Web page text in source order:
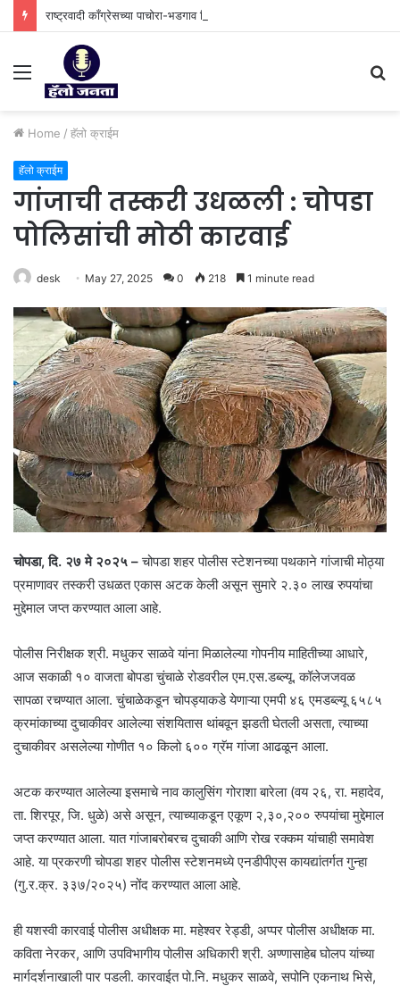
Menu
Home / ⁠हॅलो क्राईम
⁠हॅलो क्राईम
गांजाची तस्करी उधळली : चोपडा
पोलिसांची मोठी कारवाई
desk May 27, 2025 0 218 1 minute read
चोपडा, दि. २७ मे २०२५ –चोपडा शहर पोलीस स्टेशनच्या पथकाने गांजाची मोठ्या
प्रमाणावर तस्करी उधळत एकास अटक केली असून सुमारे २.३० लाख रुपयांचा
मुद्देमाल जप्त करण्यात आला आहे.
पोलीस निरीक्षक श्री. मधुकर साळवे यांना मिळालेल्या गोपनीय माहितीच्या आधारे,
आज सकाळी १० वाजता बोपडा चुंचाळे रोडवरील एम.एस.डब्ल्यू. कॉलेजजवळ
सापळा रचण्यात आला. चुंचाळेकडून चोपड्याकडे येणाऱ्या एमपी ४६ एमडब्ल्यू ६५८५
क्रमांकाच्या दुचाकीवर आलेल्या संशयितास थांबवून झडती घेतली असता, त्याच्या
दुचाकीवर असलेल्या गोणीत १० किलो ६०० ग्रॅम गांजा आढळून आला.
अटक करण्यात आलेल्या इसमाचे नाव कालुसिंग गोराशा बारेला (वय २६, रा. महादेव,
ता. शिरपूर, जि. धुळे) असे असून, त्याच्याकडून एकूण २,३०,२०० रुपयांचा मुद्देमाल
जप्त करण्यात आला. यात गांजाबरोबरच दुचाकी आणि रोख रक्कम यांचाही समावेश
आहे. या प्रकरणी चोपडा शहर पोलीस स्टेशनमध्ये एनडीपीएस कायद्यांतर्गत गुन्हा
(गु.र.क्र. ३३७/२०२५) नोंद करण्यात आला आहे.
ही यशस्वी कारवाई पोलीस अधीक्षक मा. महेश्वर रेड्डी, अप्पर पोलीस अधीक्षक मा.
कविता नेरकर, आणि उपविभागीय पोलीस अधिकारी श्री. अण्णासाहेब घोलप यांच्या
मार्गदर्शनाखाली पार पडली. कारवाईत पो.नि. मधुकर साळवे, सपोनि एकनाथ भिसे,